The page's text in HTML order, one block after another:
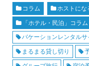
コラム
ホストにな
「ホテル・民泊」コラム
バケーションレンタルサ
まるまる貸し切り